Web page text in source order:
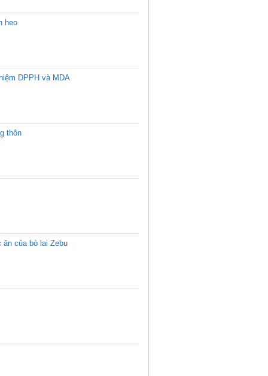
heo
DPPH và MDA
thôn
của bò lai Zebu